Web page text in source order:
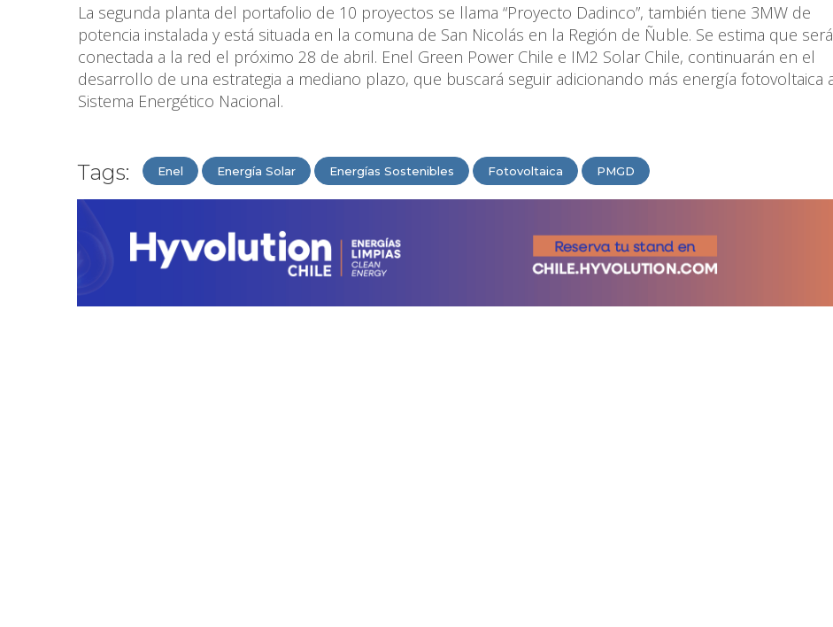
La segunda planta del portafolio de 10 proyectos se llama “Proyecto Dadinco”, también tiene 3MW de
potencia instalada y está situada en la comuna de San Nicolás en la Región de Ñuble. Se estima que será
conectada a la red el próximo 28 de abril. Enel Green Power Chile e IM2 Solar Chile, continuarán en el
desarrollo de una estrategia a mediano plazo, que buscará seguir adicionando más energía fotovoltaica
Sistema Energético Nacional.
Tags: Enel Energía Solar Energías Sostenibles Fotovoltaica PMGD